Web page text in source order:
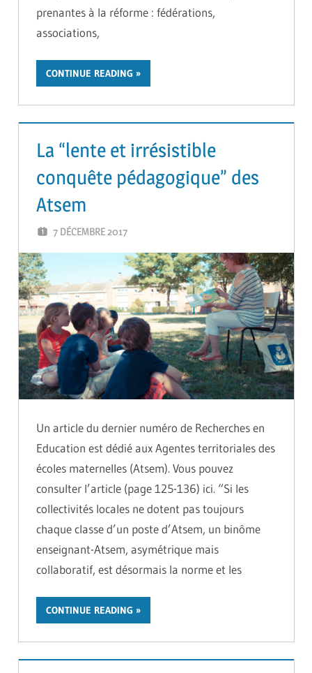
prenantes à la réforme : fédérations,
associations,
CONTINUE READING
La “lente et irrésistible
conquête pédagogique” des
Atsem
7 DÉCEMBRE 2017
Un article du dernier numéro de Recherches en
Education est dédié aux Agentes territoriales des
écoles maternelles (Atsem). Vous pouvez
consulter l’article (page 125-136) ici. “Si les
collectivités locales ne dotent pas toujours
chaque classe d’un poste d’Atsem, un binôme
enseignant-Atsem, asymétrique mais
collaboratif, est désormais la norme et les
CONTINUE READING